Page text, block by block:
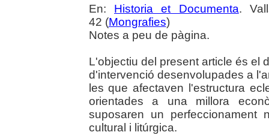
En: Historia et Documenta.
42 (Mongrafies)
Notes a peu de pàgina.
L'objectiu del present article és el
d'intervenció desenvolupades a
les que afectaven l'estructura
orientades a una millora
suposaren un perfeccionament
cultural i litúrgica.